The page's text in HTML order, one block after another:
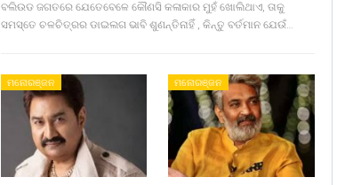
ବଲିଉଡ ଜଗତରେ ଯେତେବେଳେ କୌଣସି କଳାକାର ମୁହଁ ଖୋଲିଥାଏ, ତାକୁ
ସମସ୍ତେ ଚଳଚିତ୍ରର ଡାଇଲଗ ଭାବି ଶୁଣନ୍ତିନାହିଁ , କିନ୍ତୁ ବର୍ତମାନ ଯେଉଁ…
ମନୋରଞ୍ଜନ ମନୋରଞ୍ଜନ